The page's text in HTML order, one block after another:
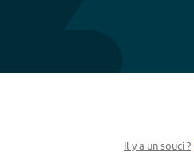
Il y a un souci ?